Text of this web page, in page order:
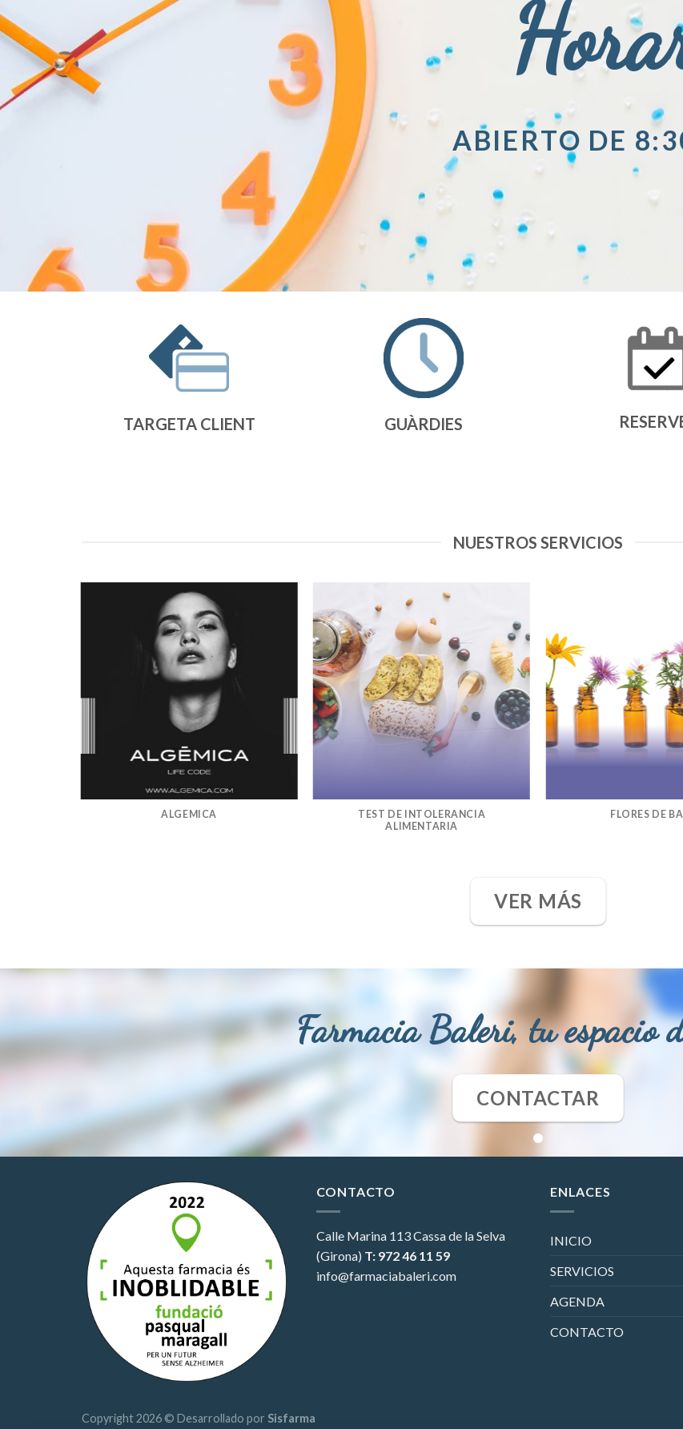
ABIERTO DE
TARGETA CLIENT GUÀRDIES
NUESTROS SERVICIOS
ALGEMICA
TEST DE INTOLERANCIA
ALIMENTARIA
FLORES DE
VER MÁS
Farmacia Baleri, tu espacio
CONTACTAR
CONTACTO
Calle Marina 113Cassa de la Selva
(Girona) T: 972 46 11 59
info@farmaciabaleri.com
ENLACES
INICIO
SERVICIOS
AGENDA
CONTACTO
Copyright 2026 © Desarrollado por Sisfarma